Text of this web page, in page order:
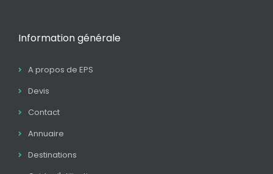
Information générale
A propos de EPS
Devis
Contact
Annuaire
Destinations